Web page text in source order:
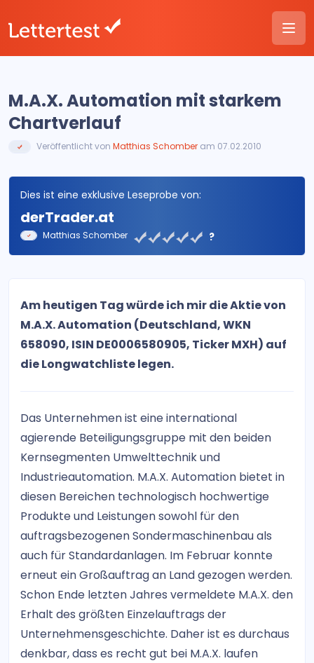
M.A.X. Automation mit starkem
Chartverlauf
Veröffentlicht von Matthias Schomber am 07.02.2010
Dies ist eine exklusive Leseprobe von:
derTrader.at
Matthias Schomber ?
Am heutigen Tag würde ich mir die Aktie von
M.A.X. Automation (Deutschland, WKN
658090, ISIN DE0006580905, Ticker MXH) auf
die Longwatchliste legen.
Das Unternehmen ist eine international
agierende Beteiligungsgruppe mit den beiden
Kernsegmenten Umwelttechnik und
Industrieautomation. M.A.X. Automation bietet in
diesen Bereichen technologisch hochwertige
Produkte und Leistungen sowohl für den
auftragsbezogenen Sondermaschinenbau als
auch für Standardanlagen. Im Februar konnte
erneut ein Großauftrag an Land gezogen werden.
Schon Ende letzten Jahres vermeldete M.A.X. den
Erhalt des größten Einzelauftrags der
Unternehmensgeschichte. Daher ist es durchaus
denkbar, dass es recht gut bei M.A.X. laufen